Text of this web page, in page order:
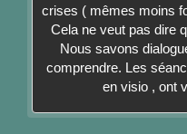
crises ( mêmes moins
Cela ne veut pas dire
Nous savons
comprendre. Les
en visio , ont